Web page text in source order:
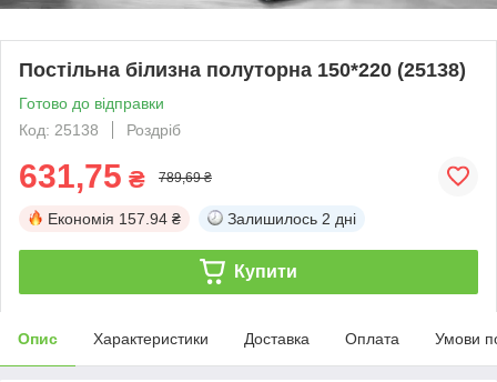
Постільна білизна полуторна 150*220 (25138)
Готово до відправки
Код: 25138
Роздріб
631,75 ₴ 789,69 ₴
Економія 157.94 ₴ Залишилось 2 дні
Купити
Опис Характеристики Доставка Оплата Умови